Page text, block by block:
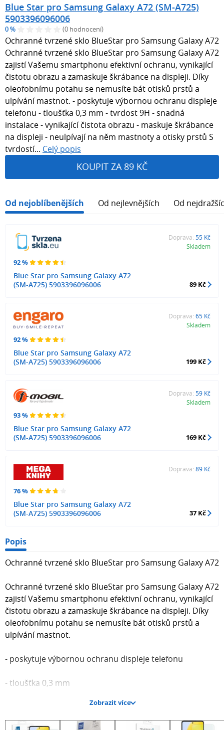
Blue Star pro Samsung Galaxy A72 (SM-A725)
5903396096006
0 % (0 hodnocení)
Ochranné tvrzené sklo BlueStar pro Samsung Galaxy A72
Ochranné tvrzené sklo BlueStar pro Samsung Galaxy A72
zajistí Vašemu smartphonu efektivní ochranu, vynikající
čistotu obrazu a zamaskuje škrábance na displeji. Díky
oleofobnímu potahu se nemusíte bát otisků prstů a
ulpívání mastnot. - poskytuje výbornou ochranu displeje
telefonu - tloušťka 0,3 mm - tvrdost 9H - snadná
instalace - vynikající čistota obrazu - maskuje škrábance
na displeji - neulpívají na něm mastnoty a otisky prstů S
tvrdostí... Celý popis
KOUPIT ZA 89 KČ
Od nejoblíbenějších Od nejlevnějších Od
92 %
Blue Star pro Samsung Galaxy A72
(SM-A725) 5903396096006
Doprava: 55 Kč
Skladem
89 Kč
92 %
Blue Star pro Samsung Galaxy A72
(SM-A725) 5903396096006
Doprava: 65 Kč
Skladem
199 Kč
93 %
Blue Star pro Samsung Galaxy A72
(SM-A725) 5903396096006
Doprava: 59 Kč
Skladem
169 Kč
76 %
Blue Star pro Samsung Galaxy A72
(SM-A725) 5903396096006
Doprava: 89 Kč
37 Kč
Popis
Ochranné tvrzené sklo BlueStar pro Samsung Galaxy A72
Ochranné tvrzené sklo BlueStar pro Samsung Galaxy A72
zajistí Vašemu smartphonu efektivní ochranu, vynikající
čistotu obrazu a zamaskuje škrábance na displeji. Díky
oleofobnímu potahu se nemusíte bát otisků prstů a
ulpívání mastnot.
- poskytuje výbornou ochranu displeje telefonu
- tloušťka 0,3 mm
Zobrazit více